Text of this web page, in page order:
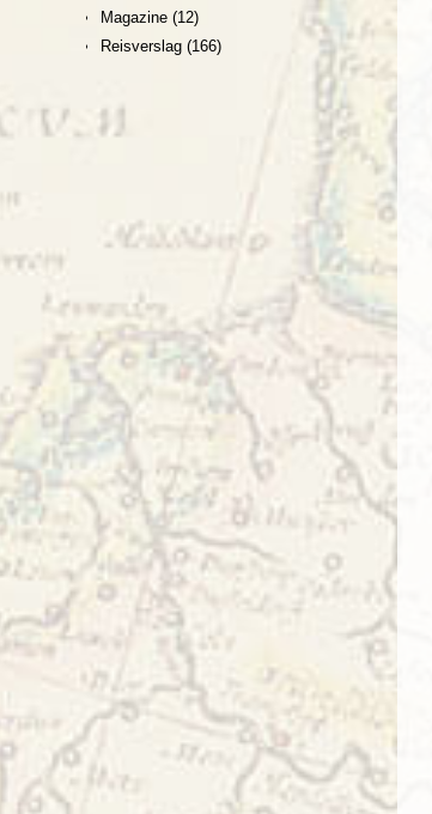
Magazine (12)
Reisverslag (166)